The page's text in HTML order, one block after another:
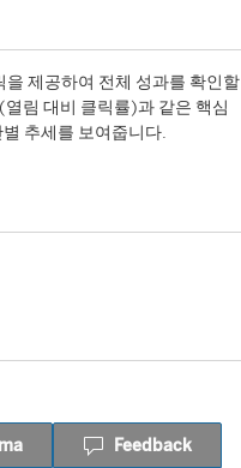
제공하여 전체 성과를 확인할
림 대비 클릭률)과 같은 핵심
추세를 보여줍니다.
Feedback